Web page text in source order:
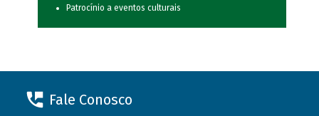
Patrocínio a eventos culturais
Fale Conosco